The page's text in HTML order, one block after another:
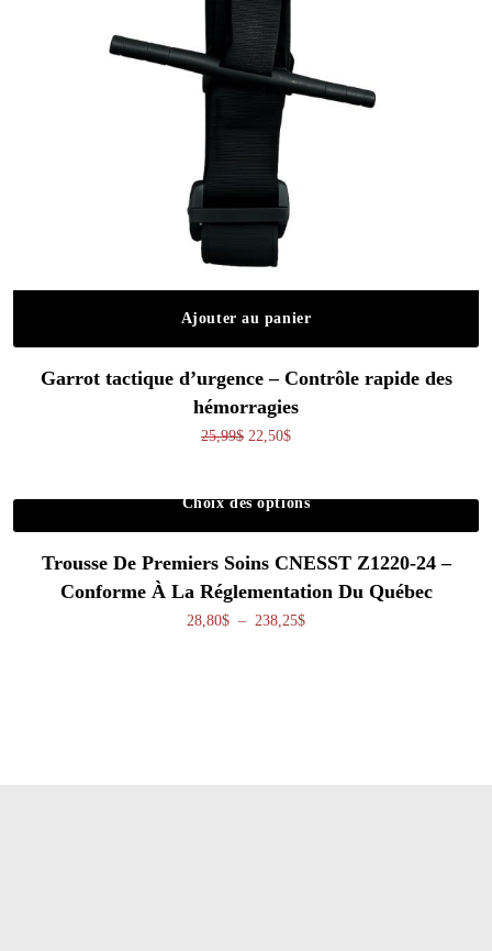
Ajouter au panier
Garrot tactique d’urgence – Contrôle rapide des
hémorragies
25,99$ Le prix initial était : 25,99$.
22,50$Le prix actuel est : 22,50$.
Choix des options
Trousse De Premiers Soins CNESST Z1220-24 –
Conforme À La Réglementation Du Québec
28,80$ – 238,25$Plage de prix : 28,80$ à